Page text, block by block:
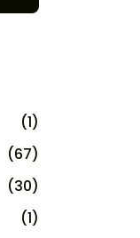
(1)
(67)
(30)
(1)